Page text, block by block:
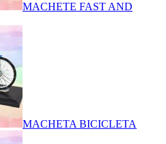
MACHETE FAST AND
MACHETA BICICLETA